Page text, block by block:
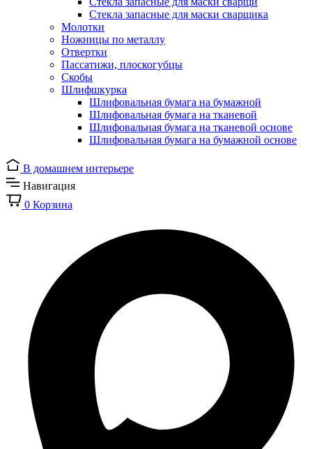
Стекла запасные для маски сварщика
Молотки
Ножницы по металлу
Отвертки
Пассатижи, плоскогубцы
Скобы
Шлифшкурка
Шлифовальная бумага на бумажной
Шлифовальная бумага на тканевой
Шлифовальная бумага на тканевой основе
Шлифовальная бумага на бумажной основе
В домашнем интерьере
Навигация
0 Корзина